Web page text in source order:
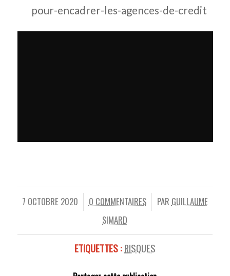
pour-encadrer-les-agences-de-credit
7 OCTOBRE 2020
/ 0 COMMENTAIRES
/ PAR GUILLAUME
SIMARD
ETIQUETTES :RISQUES